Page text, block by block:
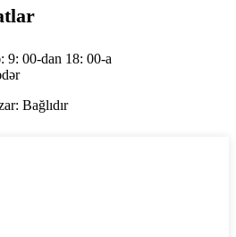
9: 00-dan 18: 00-a
Bağlıdır